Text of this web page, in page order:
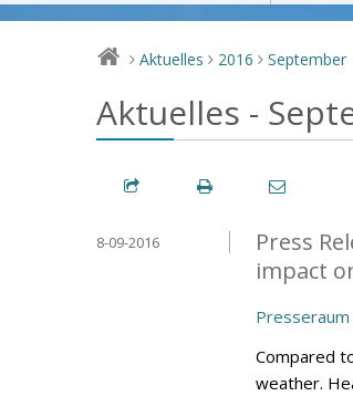
> Aktuelles > 2016 > September
Aktuelles -
Press
impact
8-09-2016
Presseraum
Compared
weather.